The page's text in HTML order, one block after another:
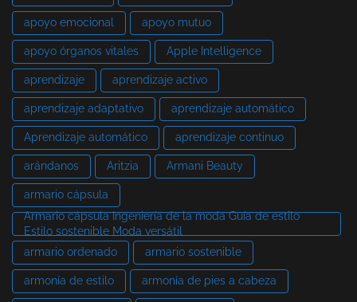
apoyo emocional apoyo mutuo
apoyo órganos vitales Apple Intelligence
aprendizaje aprendizaje activo
aprendizaje adaptativo aprendizaje automático
Aprendizaje automático aprendizaje continuo
arándanos Aritzia Armani Beauty
armario cápsula
Armario cápsula Ingeniería de la moda Guía de estilo
Estilo sostenible Moda versátil
armario ordenado
armario sostenible
armonía de estilo armonía de pies a cabeza